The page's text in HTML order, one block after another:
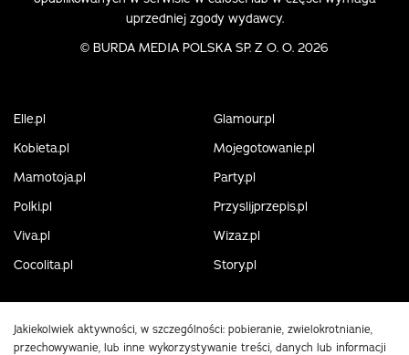
uprzedniej zgody wydawcy.
© BURDA MEDIA POLSKA SP. Z O. O. 2026
Elle.pl
Glamour.pl
Kobieta.pl
Mojegotowanie.pl
Mamotoja.pl
Party.pl
Polki.pl
Przyslijprzepis.pl
Viva.pl
Wizaz.pl
Cocolita.pl
Story.pl
Jakiekolwiek aktywności, w szczególności: pobieranie, zwielokrotnianie,
przechowywanie, lub inne wykorzystywanie treści, danych lub informacji